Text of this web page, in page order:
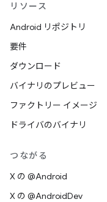
リソース
Android リポジトリ
要件
ダウンロード
バイナリのプレビュー
ファクトリー イメージ
ドライバのバイナリ
つながる
X の @Android
X の @AndroidDev